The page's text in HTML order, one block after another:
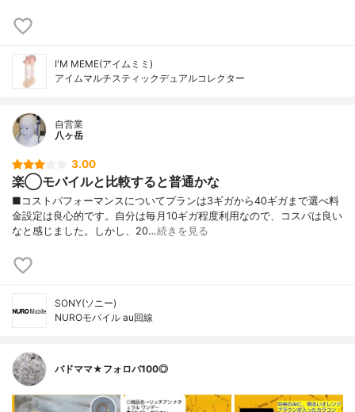
I'M MEME(アイムミミ)
アイムマルチスティックデュアルコレクター
自営業
八ヶ岳
3.00
楽◯モバイルと比較すると普通かな
■コストパフォーマンスについてプランは3ギガから40ギガまで選べ料
金設定は良心的です。自分は毎月10ギガ程度利用なので、コスパは良い
なと感じました。しかし、20…続きを見る
SONY(ソニー)
NUROモバイル au回線
バドママ★フォロバ100◎